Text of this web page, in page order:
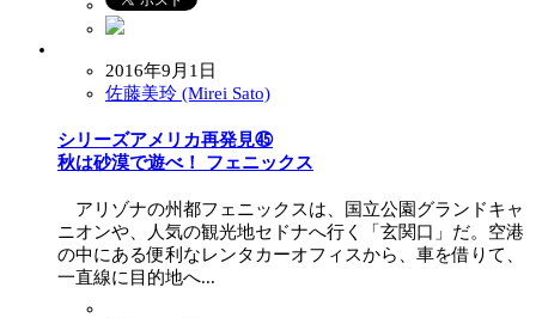
2016年9月1日
佐藤美玲 (Mirei Sato)
シリーズアメリカ再発見㊺
秋は砂漠で遊べ！ フェニックス
アリゾナの州都フェニックスは、国立公園グランドキャ
ニオンや、人気の観光地セドナへ行く「玄関口」だ。空港
の中にある便利なレンタカーオフィスから、車を借りて、
一直線に目的地へ...